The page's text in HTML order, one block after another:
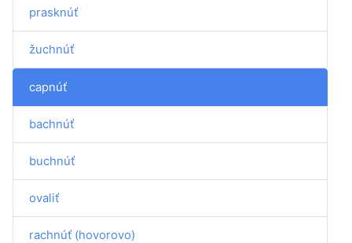
prasknúť
žuchnúť
capnúť
bachnúť
buchnúť
ovaliť
rachnúť (hovorovo)